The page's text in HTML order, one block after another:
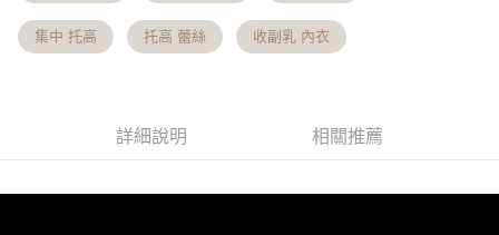
３．未成年的使用者請事先徵得法定代理人或監護人之同意方可使用
「AFTEE先享後付」，若未經同意申辦者引起之損失，本公司不負相關責
請求用戶進行身份認證。
付款後7-11取貨 約3~5天到貨，實際出貨依照配送狀態為主。
※國定假日將順延
宅配出貨 約3~5天到貨，實際出貨依照配送狀態為主。※國定假日
集中 托高 托高 蕾絲 收副乳 內衣
詳細說明 相關推薦